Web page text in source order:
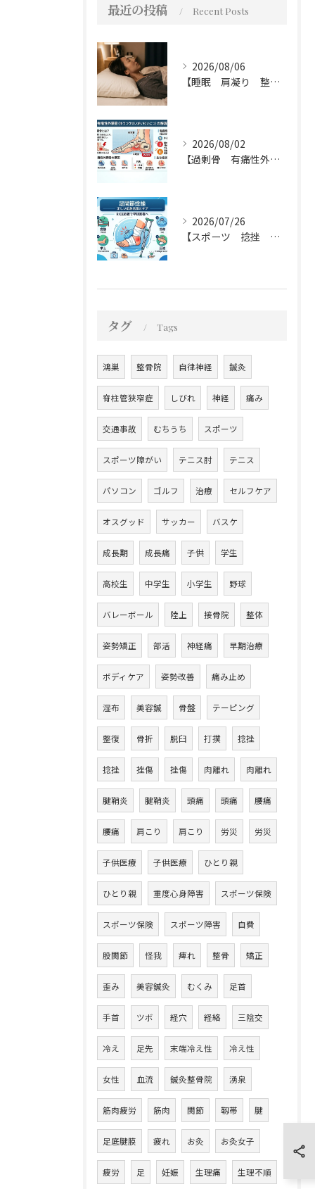
最近の投稿 Recent Posts
2026/08/06
【睡眠 肩凝り 整骨院】枕って必要？不必要？
2026/08/02
【過剰骨 有痛性外脛骨 整骨院】有痛性外脛骨について
2026/07/26
【スポーツ 捻挫 整骨院】足関節の捻挫について
タグ Tags
鴻巣 整骨院 自律神経 鍼灸
脊柱管狭窄症 しびれ 神経 痛み
交通事故 むちうち スポーツ
スポーツ障がい テニス肘 テニス
パソコン ゴルフ 治療 セルフケア
オスグッド サッカー バスケ
成長期 成長痛 子供 学生
高校生 中学生 小学生 野球
バレーボール 陸上 接骨院 整体
姿勢矯正 部活 神経痛 早期治療
ボディケア 姿勢改善 痛み止め
湿布 美容鍼 骨盤 テーピング
整復 骨折 脱臼 打撲 捻挫
捻挫 挫傷 挫傷 肉離れ 肉離れ
腱鞘炎 腱鞘炎 頭痛 頭痛 腰痛
腰痛 肩こり 肩こり 労災 労災
子供医療 子供医療 ひとり親
ひとり親 重度心身障害 スポーツ保険
スポーツ保険 スポーツ障害 自費
股関節 怪我 痺れ 整骨 矯正
歪み 美容鍼灸 むくみ 足首
手首 ツボ 経穴 経絡 三陰交
冷え 足先 末端冷え性 冷え性
女性 血流 鍼灸整骨院 湧泉
筋肉疲労 筋肉 関節 靱帯 腱
足底腱膜 疲れ お灸 お灸女子
疲労 足 妊娠 生理痛 生理不順